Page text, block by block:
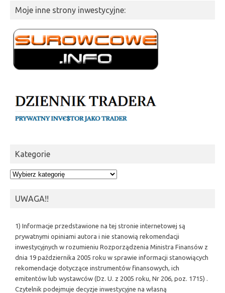
Moje inne strony inwestycyjne:
Kategorie
Kategorie
UWAGA!!
1) Informacje przedstawione na tej stronie internetowej są
prywatnymi opiniami autora i nie stanowią rekomendacji
inwestycyjnych w rozumieniu Rozporządzenia Ministra Finansów z
dnia 19 października 2005 roku w sprawie informacji stanowiących
rekomendacje dotyczące instrumentów finansowych, ich
emitentów lub wystawców (Dz. U. z 2005 roku, Nr 206, poz. 1715) .
Czytelnik podejmuje decyzje inwestycyjne na własną